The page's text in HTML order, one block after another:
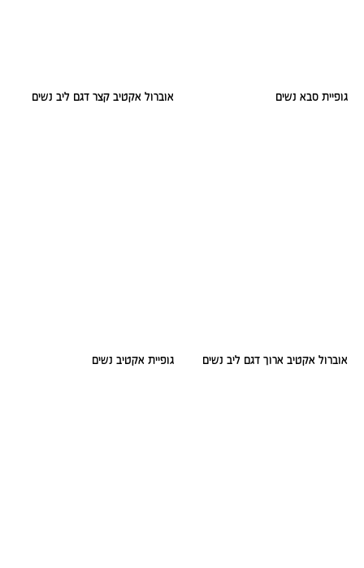
גופיית סבא נשים אוברול אקטיב קצר דגם ליב נשים
אוברול אקטיב ארוך דגם ליב נשים גופיית אקטיב נשים